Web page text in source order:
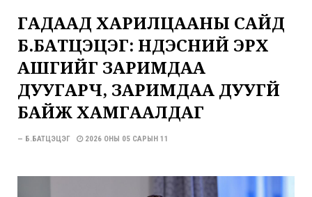
ГАДААД ХАРИЛЦААНЫ САЙД
Б.БАТЦЭЦЭГ: ҮНДЭСНИЙ ЭРХ
АШГИЙГ ЗАРИМДАА
ДУУГАРЧ, ЗАРИМДАА ДУУГҮЙ
БАЙЖ ХАМГААЛДАГ
— Б.БАТЦЭЦЭГ 2026 ОНЫ 05 САРЫН 11